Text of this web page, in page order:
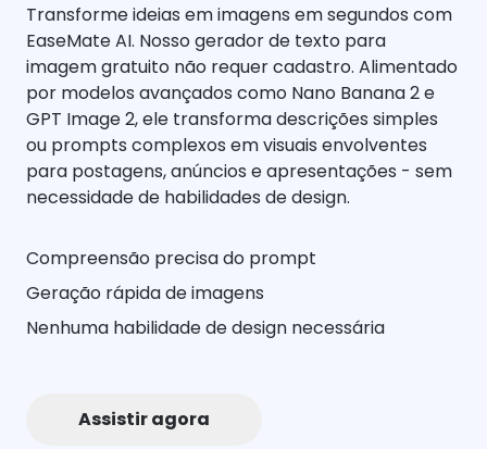
Transforme ideias em imagens em segundos com
EaseMate AI. Nosso gerador de texto para
imagem gratuito não requer cadastro. Alimentado
por modelos avançados como Nano Banana 2 e
GPT Image 2, ele transforma descrições simples
ou prompts complexos em visuais envolventes
para postagens, anúncios e apresentações - sem
necessidade de habilidades de design.
Compreensão precisa do prompt
Geração rápida de imagens
Nenhuma habilidade de design necessária
Assistir agora